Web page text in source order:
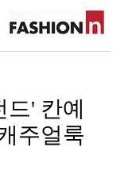
' 칸예
주얼룩